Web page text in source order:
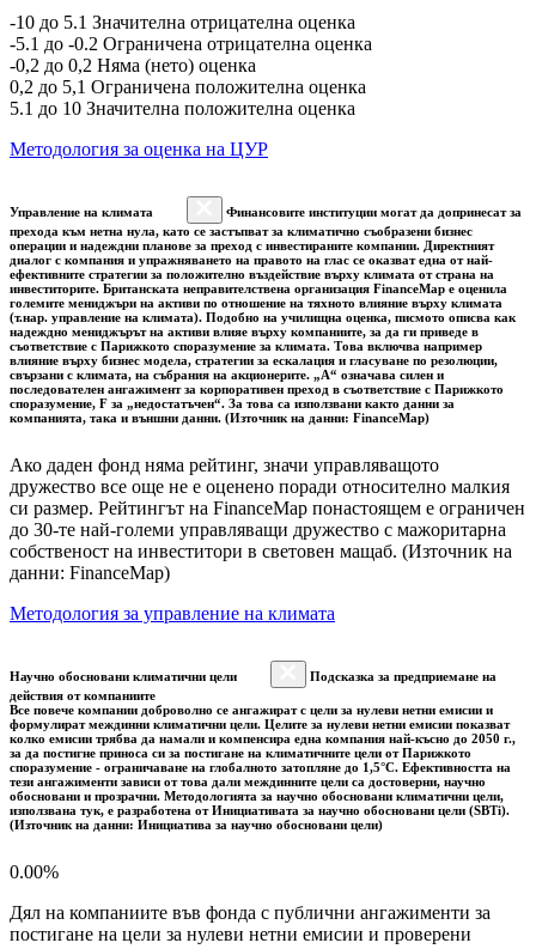
-10 до 5.1 Значителна отрицателна оценка
-5.1 до -0.2 Ограничена отрицателна оценка
-0,2 до 0,2 Няма (нето) оценка
0,2 до 5,1 Ограничена положителна оценка
5.1 до 10 Значителна положителна оценка
Методология за оценка на ЦУР
Управление на климата
Финансовите институции могат да допринесат за
прехода към нетна нула, като се застъпват за климатично съобразени бизнес
операции и надеждни планове за преход с инвестираните компании. Директният
диалог с компания и упражняването на правото на глас се оказват една от най-
ефективните стратегии за положително въздействие върху климата от страна на
инвеститорите. Британската неправителствена организация FinanceMap е оценила
големите мениджъри на активи по отношение на тяхното влияние върху климата
(т.нар. управление на климата). Подобно на училищна оценка, писмото описва как
надеждно мениджърът на активи влияе върху компаниите, за да ги приведе в
съответствие с Парижкото споразумение за климата. Това включва например
влияние върху бизнес модела, стратегии за ескалация и гласуване по резолюции,
свързани с климата, на събрания на акционерите. „A“ означава силен и
последователен ангажимент за корпоративен преход в съответствие с Парижкото
споразумение, F за „недостатъчен“. За това са използвани както данни за
компанията, така и външни данни. (Източник на данни: FinanceMap)
Ако даден фонд няма рейтинг, значи управляващото
дружество все още не е оценено поради относително малкия
си размер. Рейтингът на FinanceMap понастоящем е ограничен
до 30-те най-големи управляващи дружество с мажоритарна
собственост на инвеститори в световен мащаб. (Източник на
данни: FinanceMap)
Методология за управление на климата
Научно обосновани климатични цели
Подсказка за предприемане на
действия от компаниите
Все повече компании доброволно се ангажират с цели за нулеви нетни емисии и
формулират междинни климатични цели. Целите за нулеви нетни емисии показват
колко емисии трябва да намали и компенсира една компания най-късно до 2050 г.,
за да постигне приноса си за постигане на климатичните цели от Парижкото
споразумение - ограничаване на глобалното затопляне до 1,5°C. Ефективността на
тези ангажименти зависи от това дали междинните цели са достоверни, научно
обосновани и прозрачни. Методологията за научно обосновани климатични цели,
използвана тук, е разработена от Инициативата за научно обосновани цели (SBTi).
(Източник на данни: Инициатива за научно обосновани цели)
0.00%
Дял на компаниите във фонда с публични ангажименти за
постигане на цели за нулеви нетни емисии и проверени